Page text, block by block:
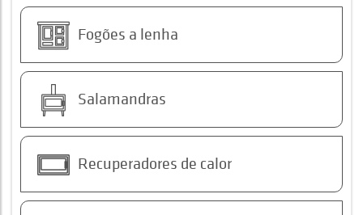
Fogões a lenha
Salamandras
Recuperadores de calor